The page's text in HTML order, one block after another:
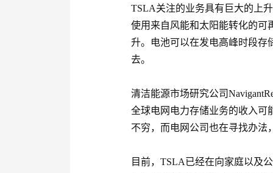
TSLA关注的业务具有巨大的上
使用来自风能和太阳能转化的可
升。电池可以在发电高峰时段存
去。
清洁能源市场研究公司
全球电网电力存储业务的收入可
不穷，而电网公司也在寻找办法
目前，TSLA已经在向家庭以及